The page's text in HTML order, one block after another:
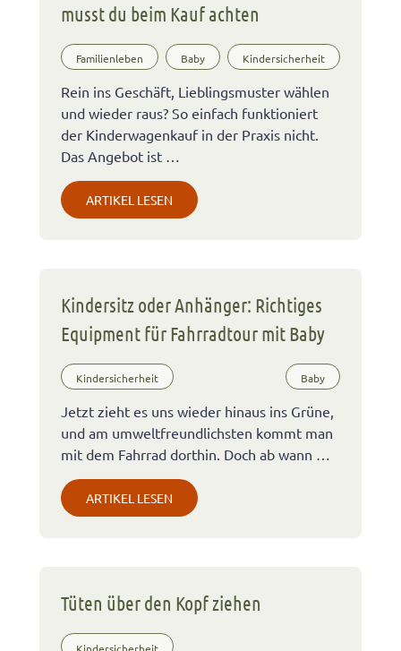
musst du beim Kauf achten
Familienleben Baby Kindersicherheit
Rein ins Geschäft, Lieblingsmuster wählen
und wieder raus? So einfach funktioniert
der Kinderwagenkauf in der Praxis nicht.
Das Angebot ist …
ARTIKEL LESEN
Kindersitz oder Anhänger: Richtiges
Equipment für Fahrradtour mit Baby
Kindersicherheit Baby
Jetzt zieht es uns wieder hinaus ins Grüne,
und am umweltfreundlichsten kommt man
mit dem Fahrrad dorthin. Doch ab wann …
ARTIKEL LESEN
Tüten über den Kopf ziehen
Kindersicherheit